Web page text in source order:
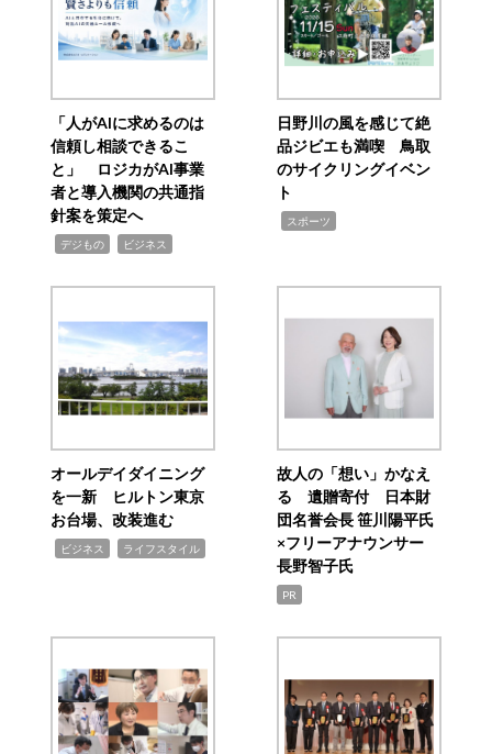
「人がAIに求めるのは
信頼し相談できるこ
と」 ロジカがAI事業
者と導入機関の共通指
針案を策定へ
デジもの ビジネス
日野川の風を感じて絶
品ジビエも満喫 鳥取
のサイクリングイベン
ト
スポーツ
オールデイダイニング
を一新 ヒルトン東京
お台場、改装進む
ビジネス ライフスタイル
故人の「想い」かなえ
る 遺贈寄付 日本財
団名誉会長 笹川陽平氏
×フリーアナウンサー
長野智子氏
PR